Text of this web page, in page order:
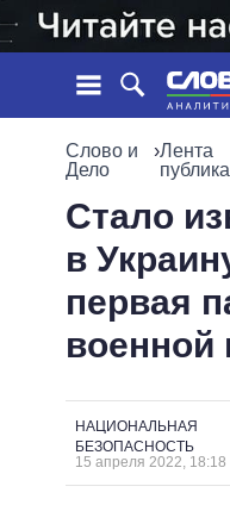
ЛЕНТА
СТАТЬИ
МНЕНИЯ
ОБЗОРЫ
ВСЕ ПОЛИТИКИ
ПРЕЗИДЕНТ И
ГЛАВЫ
МЭРЫ
Слово и
Дело
›Лента
Стало
в
первая
НАЦИОНАЛЬНАЯ
БЕЗОПАСНОСТЬ
15 апреля 2022, 18:18